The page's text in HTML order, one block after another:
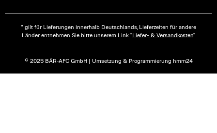
* gilt für Lieferungen innerhalb Deutschlands, Lieferzeiten für andere
Länder entnehmen Sie bitte unserem Link "Liefer- & Versandkosten"
© 2025 BÄR-AFC GmbH | Umsetzung & Programmierung hmm24